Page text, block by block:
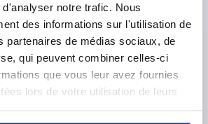
notre trafic. Nous
des informations sur l'utilisation de
partenaires de médias sociaux, de
qui peuvent combiner celles-ci
que vous leur avez fournies
lors de votre utilisation de leurs
DÉTAILS